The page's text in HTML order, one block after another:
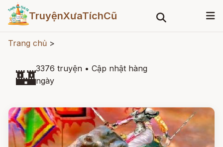
TruyệnXưaTíchCũ
Trang chủ >
🏰3376 truyện • Cập nhật hàng
ngày